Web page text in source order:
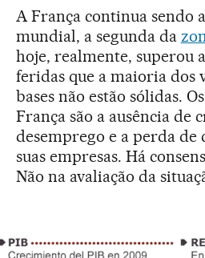
A França continua sendo
mundial, a segunda da
hoje, realmente, superou
feridas que a maioria dos
bases não estão sólidas.
França são a ausência de
desemprego e a perda
suas empresas. Há
Não na avaliação da